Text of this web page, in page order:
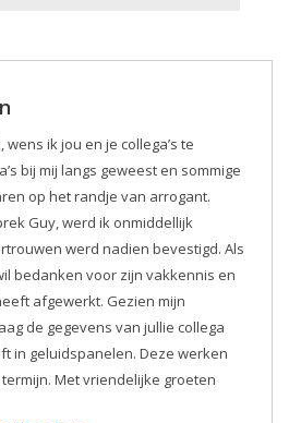
ik jou en je collega’s te
bij mij langs geweest en sommige
op het randje van arrogant.
Guy, werd ik onmiddellijk
werd nadien bevestigd. Als
bedanken voor zijn vakkennis en
afgewerkt. Gezien mijn
de gegevens van jullie collega
in geluidspanelen. Deze werken
Met vriendelijke groeten